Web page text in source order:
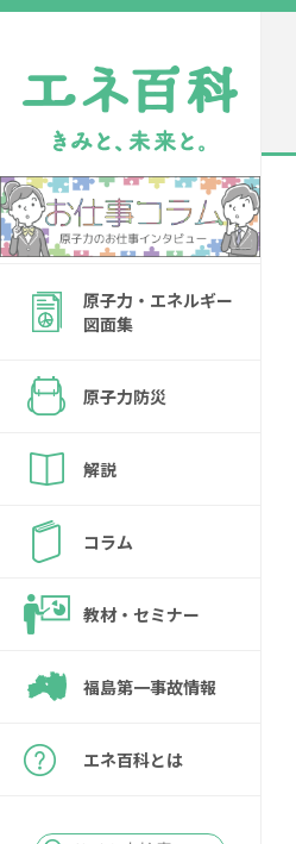
原子力・エネルギー
図面集
原子力防災
解説
コラム
教材・セミナー
福島第一事故情報
エネ百科とは